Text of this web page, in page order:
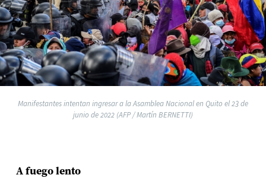
Manifestantes intentan ingresar a la Asamblea Nacional en Quito el 23 de
junio de 2022 (AFP / Martín BERNETTI)
A fuego lento